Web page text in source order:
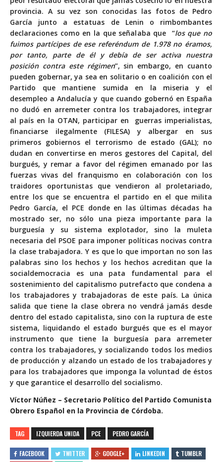
provincia. A su vez son conocidas las fotos de Pedro
García junto a estatuas de Lenin o rimbombantes
declaraciones como en la que señalaba que “los que no
fuimos partícipes de ese referéndum de 1.978 no éramos,
por tanto, parte de él y debía de ser activa nuestra
posición contra este régimen”, sin embargo, en cuanto
pueden gobernar, ya sea en solitario o en coalición con el
Partido que mantiene sumida en la miseria y el
desempleo a Andalucía y que cuando gobernó en España
no dudó en arremeter contra los trabajadores, integrar
al país en la OTAN, participar en guerras imperialistas,
financiarse ilegalmente (FILESA) y albergar en sus
primeros gobiernos el terrorismo de estado (GAL); no
dudan en convertirse en meros gestores del Capital, del
burgués, y remar a favor del régimen emanado por las
fuerzas vivas del franquismo en colaboración con los
traidores oportunistas que vendieron al proletariado,
entre los que se encuentra el partido en el que milita
Pedro García, el PCE donde en las últimas décadas ha
mostrado ser, no sólo una pieza importante para la
burguesía y su sistema explotador, sino la muleta
necesaria del PSOE para imponer políticas nocivas contra
la clase trabajadora. Y es que lo que importan no son las
palabras sino los hechos y los hechos acreditan que la
socialdemocracia es una pata fundamental para el
sostenimiento del capitalismo putrefacto que condena a
los trabajadores y trabajadoras de este país. La única
salida que tiene la clase obrera no vendrá jamás desde
dentro del estado capitalista, sino con la ruptura de este
sistema, liquidando el estado burgués que es el mayor
instrumento que tiene la burguesía para arremeter
contra los trabajadores, y socializando todos los medios
de producción y alzando un estado de los trabajadores y
para los trabajadores que imponga la voluntad de éstos
y que garantice el desarrollo del socialismo.
Víctor Núñez – Secretario Político del Partido Comunista
Obrero Español en la Provincia de Córdoba.
TAG IZQUIERDA UNIDA PCE PEDRO GARCÍA
FACEBOOK TWITTER GOOGLE+ LINKEDIN
TUMBLR